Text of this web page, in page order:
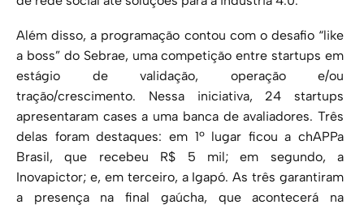
Além disso, a programação contou com o desafio “like
a boss” do Sebrae, uma competição entre startups em
estágio de validação, operação e/ou
tração/crescimento. Nessa iniciativa, 24 startups
apresentaram cases a uma banca de avaliadores. Três
delas foram destaques: em 1º lugar ficou a chAPPa
Brasil, que recebeu R$ 5 mil; em segundo, a
Inovapictor; e, em terceiro, a Igapó. As três garantiram
a presença na final gaúcha, que acontecerá na